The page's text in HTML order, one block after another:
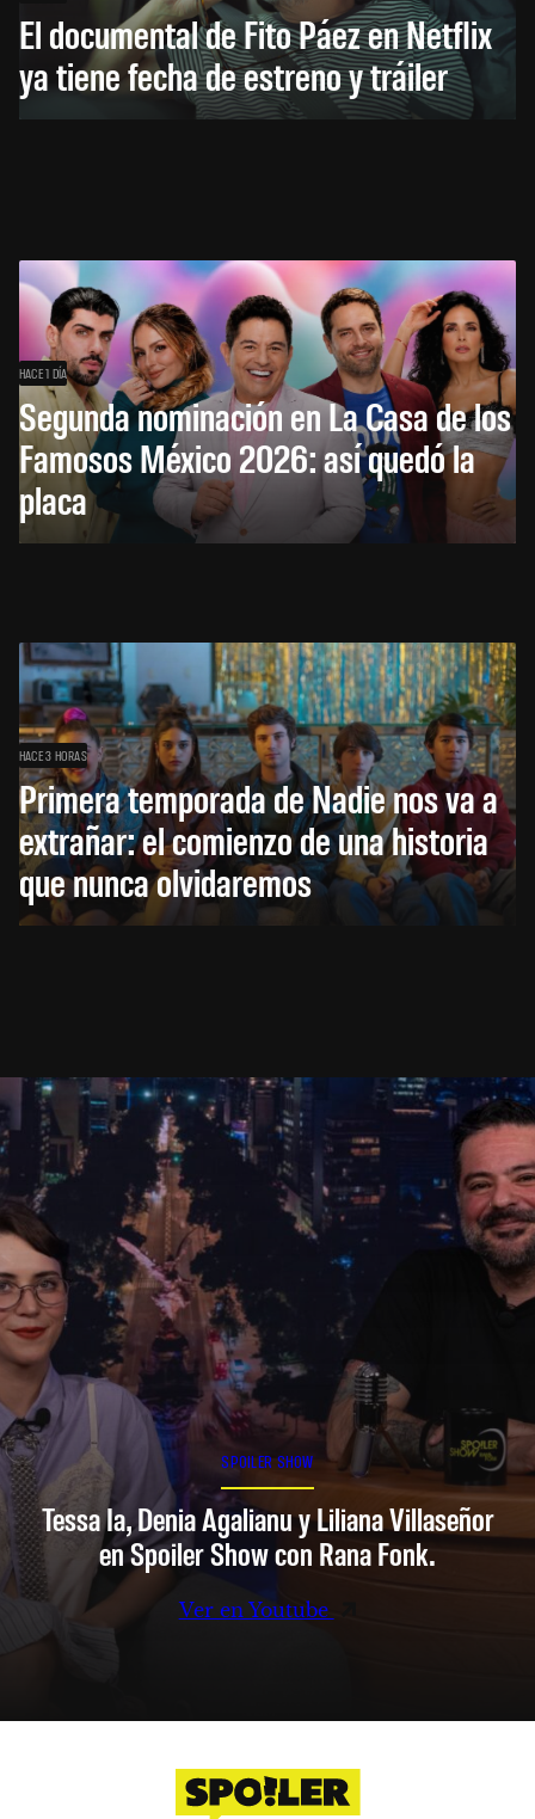
El documental de Fito Páez en Netflix
ya tiene fecha de estreno y tráiler
HACE 1 DÍA
Segunda nominación en La Casa de los
Famosos México 2026: así quedó la
placa
HACE 3 HORAS
Primera temporada de Nadie nos va a
extrañar: el comienzo de una historia
que nunca olvidaremos
SPOILER SHOW
Tessa Ia, Denia Agalianu y Liliana Villaseñor
en Spoiler Show con Rana Fonk.
Ver en Youtube